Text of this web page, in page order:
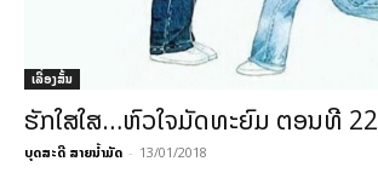
ເລື່ອງສັ້ນ
ຮັກໃສໃສ…ຫົວໃຈມັດທະຍົມ ຕອນທີ 22
ບຸດສະດີ ສາຍນ້ຳມັດ - 13/01/2018